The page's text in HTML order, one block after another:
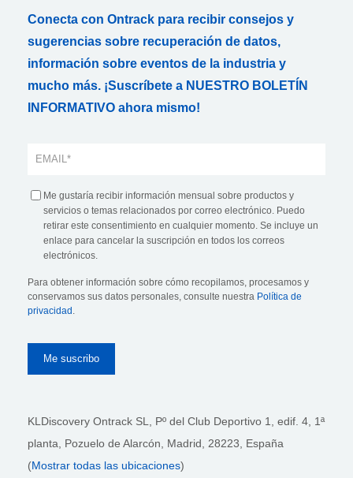
Conecta con Ontrack para recibir consejos y
sugerencias sobre recuperación de datos,
información sobre eventos de la industria y
mucho más. ¡Suscríbete a NUESTRO BOLETÍN
INFORMATIVO ahora mismo!
Me gustaría recibir información mensual sobre productos y
servicios o temas relacionados por correo electrónico. Puedo
retirar este consentimiento en cualquier momento. Se incluye un
enlace para cancelar la suscripción en todos los correos
electrónicos.
Para obtener información sobre cómo recopilamos, procesamos y
conservamos sus datos personales, consulte nuestra Política de
privacidad
KLDiscovery Ontrack SL, Pº del Club Deportivo 1, edif. 4, 1ª
planta, Pozuelo de Alarcón, Madrid, 28223 , España
(Mostrar todas las ubicaciones)